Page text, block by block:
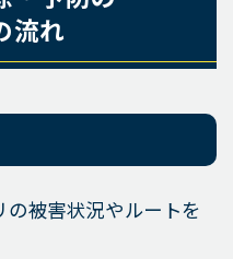
流れ
被害状況やルートを